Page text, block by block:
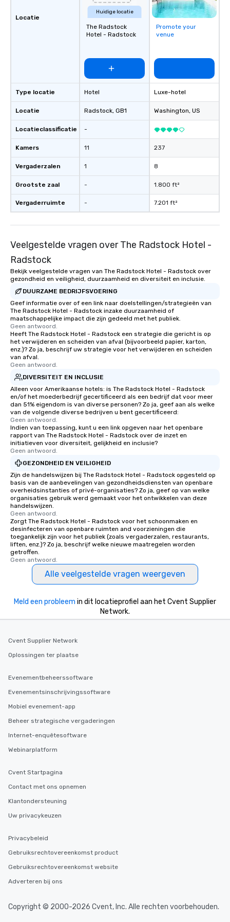
Locatie
Type locatie
Locatie
Locatieclassificatie
Kamers
Vergaderzalen
Grootste zaal
Vergaderruimte
Huidige locatie
The Radstock
Hotel - Radstock
Hotel
Radstock, GB1
-
11
1
-
-
Promote your
venue
Luxe-hotel
Washington, US
237
8
1.800 ft²
7.201 ft²
Veelgestelde vragen over The Radstock Hotel -
Radstock
Bekijk veelgestelde vragen van The Radstock Hotel - Radstock over
gezondheid en veiligheid, duurzaamheid en diversiteit en inclusie.
DUURZAME BEDRIJFSVOERING
Geef informatie over of een link naar doelstellingen/strategieën van
The Radstock Hotel - Radstock inzake duurzaamheid of
maatschappelijke impact die zijn gedeeld met het publiek.
Geen antwoord.
Heeft The Radstock Hotel - Radstock een strategie die gericht is op
het verwijderen en scheiden van afval (bijvoorbeeld papier, karton,
enz.)? Zo ja, beschrijf uw strategie voor het verwijderen en scheiden
van afval.
Geen antwoord.
DIVERSITEIT EN INCLUSIE
Alleen voor Amerikaanse hotels: is The Radstock Hotel - Radstock
en/of het moederbedrijf gecertificeerd als een bedrijf dat voor meer
dan 51% eigendom is van diverse personen? Zo ja, geef aan als welke
van de volgende diverse bedrijven u bent gecertificeerd:
Geen antwoord.
Indien van toepassing, kunt u een link opgeven naar het openbare
rapport van The Radstock Hotel - Radstock over de inzet en
initiatieven voor diversiteit, gelijkheid en inclusie?
Geen antwoord.
GEZONDHEID EN VEILIGHEID
Zijn de handelswijzen bij The Radstock Hotel - Radstock opgesteld op
basis van de aanbevelingen van gezondheidsdiensten van openbare
overheidsinstanties of privé-organisaties? Zo ja, geef op van welke
organisaties gebruik werd gemaakt voor het ontwikkelen van deze
handelswijzen.
Geen antwoord.
Zorgt The Radstock Hotel - Radstock voor het schoonmaken en
desinfecteren van openbare ruimten and voorzieningen die
toegankelijk zijn voor het publiek (zoals vergaderzalen, restaurants,
liften, enz.)? Zo ja, beschrijf welke nieuwe maatregelen worden
getroffen.
Geen antwoord.
Alle veelgestelde vragen weergeven
Meld een probleem in dit locatieprofiel aan het Cvent Supplier
Network.
Cvent Supplier Network
Oplossingen ter plaatse
Evenementbeheerssoftware
Evenementsinschrijvingssoftware
Mobiel evenement-app
Beheer strategische vergaderingen
Internet-enquêtesoftware
Webinarplatform
Cvent Startpagina
Contact met ons opnemen
Klantondersteuning
Uw privacykeuzen
Privacybeleid
Gebruiksrechtovereenkomst product
Gebruiksrechtovereenkomst website
Adverteren bij ons
Copyright © 2000-2026 Cvent, Inc. Alle rechten voorbehouden.